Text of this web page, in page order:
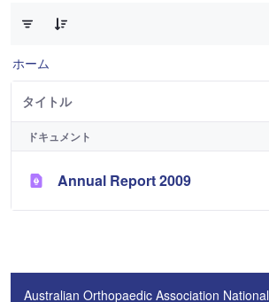
ホーム
タイトル
ドキュメント
Annual Report 2009
Australian Orthopaedic Association